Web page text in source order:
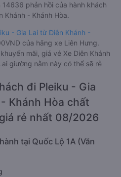
phản hồi của hành khách
Khánh - Khánh Hòa.
- Gia Lai từ Diên Khánh -
của hãng xe Liên Hưng.
mãi, giá vé Xe Diên Khánh
giường nằm này có thể sẽ rẻ
đi Pleiku - Gia
Khánh Hòa chất
rẻ nhất 08/2026
tại Quốc Lộ 1A (Văn